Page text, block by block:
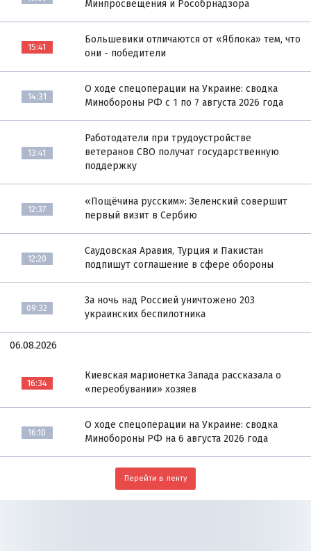
Минпросвещения и Рособрнадзора
15:41
Большевики отличаются от «Яблока» тем, что
они - победители
14:31
О ходе спецоперации на Украине: сводка
Минобороны РФ с 1 по 7 августа 2026 года
13:41
Работодатели при трудоустройстве
ветеранов СВО получат государственную
поддержку
12:37
«Пощёчина русским»: Зеленский совершит
первый визит в Сербию
12:20
Саудовская Аравия, Турция и Пакистан
подпишут соглашение в сфере обороны
09:32
За ночь над Россией уничтожено 203
украинских беспилотника
06.08.2026
16:34
Киевская марионетка Запада рассказала о
«переобувании» хозяев
16:10
О ходе спецоперации на Украине: сводка
Минобороны РФ на 6 августа 2026 года
Перейти в ленту